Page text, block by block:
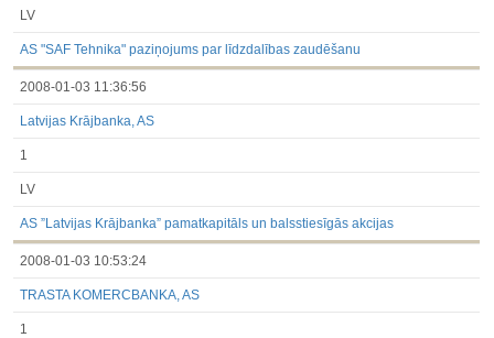
LV
AS "SAF Tehnika" paziņojums par līdzdalības zaudēšanu
2008-01-03 11:36:56
Latvijas Krājbanka, AS
1
LV
AS ”Latvijas Krājbanka” pamatkapitāls un balsstiesīgās akcijas
2008-01-03 10:53:24
TRASTA KOMERCBANKA, AS
1